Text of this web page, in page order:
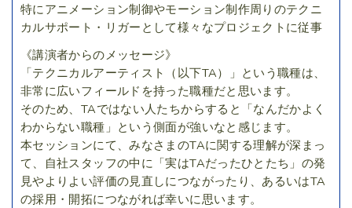
特にアニメーション制御やモーション制作周りのテクニ
カルサポート・リガーとして様々なプロジェクトに従事
《講演者からのメッセージ》
「テクニカルアーティスト（以下TA）」という職種は、
非常に広いフィールドを持った職種だと思います。
そのため、TAではない人たちからすると「なんだかよく
わからない職種」という側面が強いなと感じます。
本セッションにて、みなさまのTAに関する理解が深まっ
て、自社スタッフの中に「実はTAだったひとたち」の発
見やよりよい評価の見直しにつながったり、あるいはTA
の採用・開拓につながれば幸いに思います。